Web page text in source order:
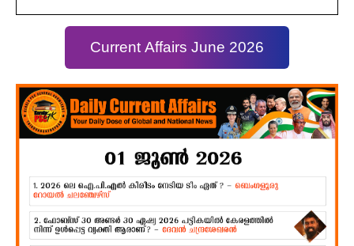
Current Affairs June 2026